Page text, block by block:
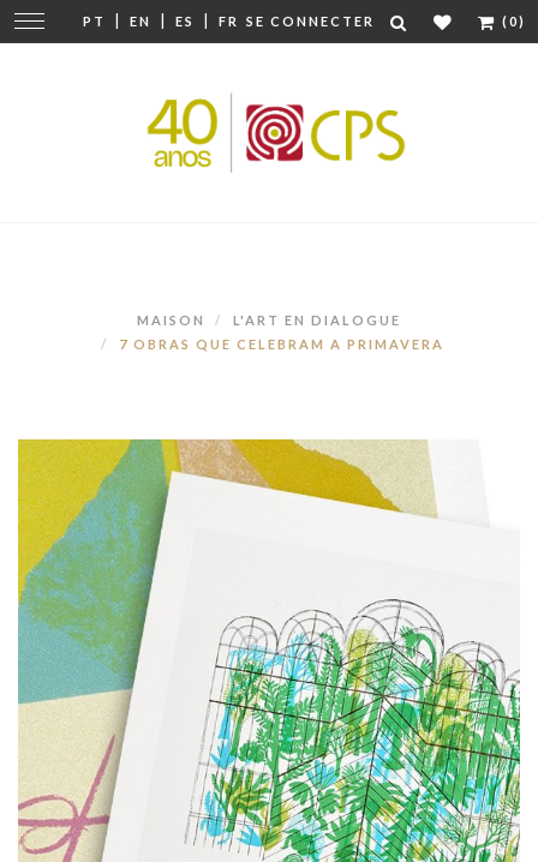
PT | EN | ES | FR SE CONNECTER (0)
Modifier
la
MAISON
L'ART EN DIALOGUE
7 OBRAS QUE CELEBRAM A PRIMAVERA